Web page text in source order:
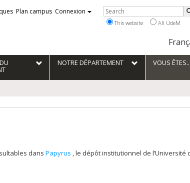
Choix
la
langue
Plan campus Connexion Rechercher
This website All UdeM
NOTRE DÉPARTEMENT VOUS ÊTES...
dans Papyrus , le dépôt institutionnel de l’Université